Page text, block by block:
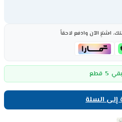
اشترِ الآن وادفع لاحقاً
5 قطع
إلى السلة